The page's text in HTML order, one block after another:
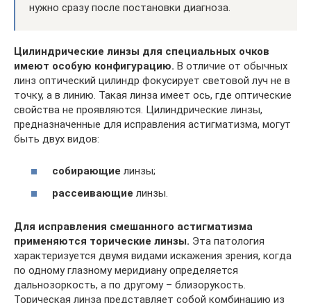
нужно сразу после постановки диагноза.
Цилиндрические линзы для специальных очков
имеют особую конфигурацию. В отличие от обычных
линз оптический цилиндр фокусирует световой луч не в
точку, а в линию. Такая линза имеет ось, где оптические
свойства не проявляются. Цилиндрические линзы,
предназначенные для исправления астигматизма, могут
быть двух видов:
собирающие линзы;
рассеивающие линзы.
Для исправления смешанного астигматизма
применяются торические линзы. Эта патология
характеризуется двумя видами искажения зрения, когда
по одному глазному меридиану определяется
дальнозоркость, а по другому – близорукость.
Торическая линза представляет собой комбинацию из